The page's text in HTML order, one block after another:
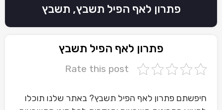
פתרון לאף הפיל תשבץ, תשבץ
פתרון לאף הפיל תשבץ
Rate this post
חיפשתם פתרון לאף הפיל תשבץ? באתר שלנו תוכלו